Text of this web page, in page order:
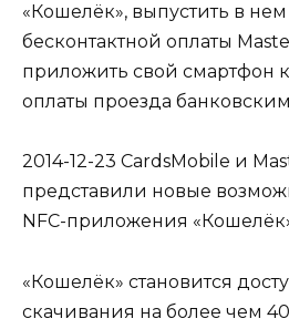
«Кошелёк», выпустить в
бесконтактной оплаты
приложить свой смартфон
оплаты проезда
2014-12-23 CardsMobile и
представили новые
NFC-приложения
«Кошелёк» становится
скачивания на более чем